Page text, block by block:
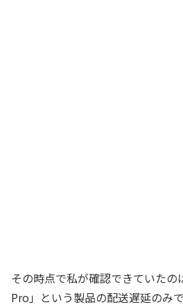
その時点で私が確認できていたの
Pro」という製品の配送遅延のみ